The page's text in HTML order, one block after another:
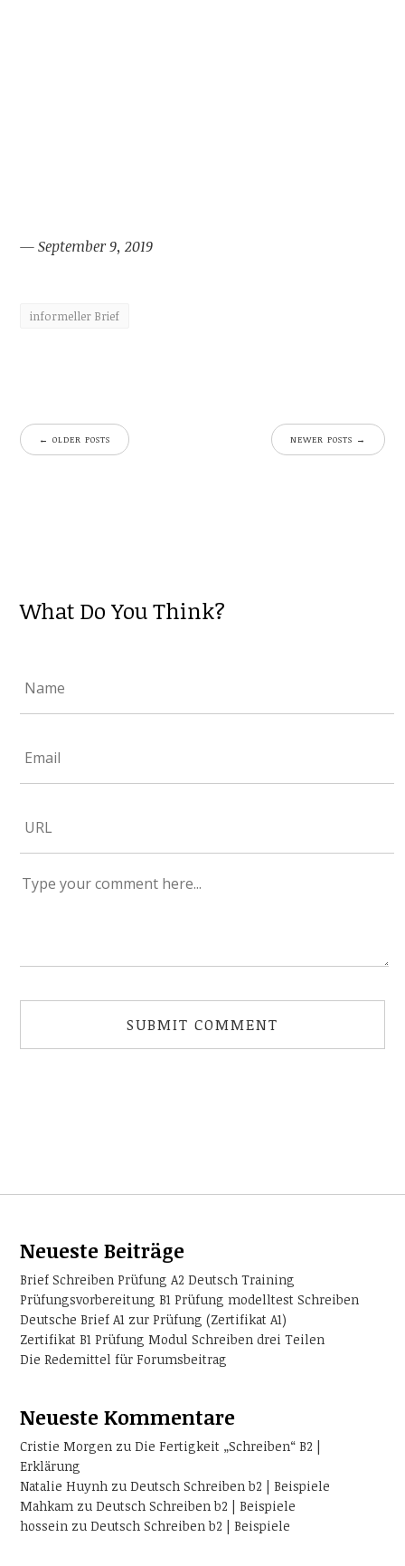
— September 9, 2019
informeller Brief
← OLDER POSTS NEWER POSTS →
What Do You Think?
Neueste Beiträge
Brief Schreiben Prüfung A2 Deutsch Training
Prüfungsvorbereitung B1 Prüfung modelltest Schreiben
Deutsche Brief A1 zur Prüfung (Zertifikat A1)
Zertifikat B1 Prüfung Modul Schreiben drei Teilen
Die Redemittel für Forumsbeitrag
Neueste Kommentare
Cristie Morgen zuDie Fertigkeit „Schreiben“ B2 |
Erklärung
Natalie Huynh zuDeutsch Schreiben b2 | Beispiele
Mahkam zuDeutsch Schreiben b2 | Beispiele
hossein zuDeutsch Schreiben b2 | Beispiele